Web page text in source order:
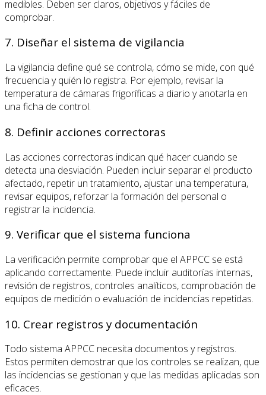
medibles. Deben ser claros, objetivos y fáciles de
comprobar.
7. Diseñar el sistema de vigilancia
La vigilancia define qué se controla, cómo se mide, con qué
frecuencia y quién lo registra. Por ejemplo, revisar la
temperatura de cámaras frigoríficas a diario y anotarla en
una ficha de control.
8. Definir acciones correctoras
Las acciones correctoras indican qué hacer cuando se
detecta una desviación. Pueden incluir separar el producto
afectado, repetir un tratamiento, ajustar una temperatura,
revisar equipos, reforzar la formación del personal o
registrar la incidencia.
9. Verificar que el sistema funciona
La verificación permite comprobar que el APPCC se está
aplicando correctamente. Puede incluir auditorías internas,
revisión de registros, controles analíticos, comprobación de
equipos de medición o evaluación de incidencias repetidas.
10. Crear registros y documentación
Todo sistema APPCC necesita documentos y registros.
Estos permiten demostrar que los controles se realizan, que
las incidencias se gestionan y que las medidas aplicadas son
eficaces.